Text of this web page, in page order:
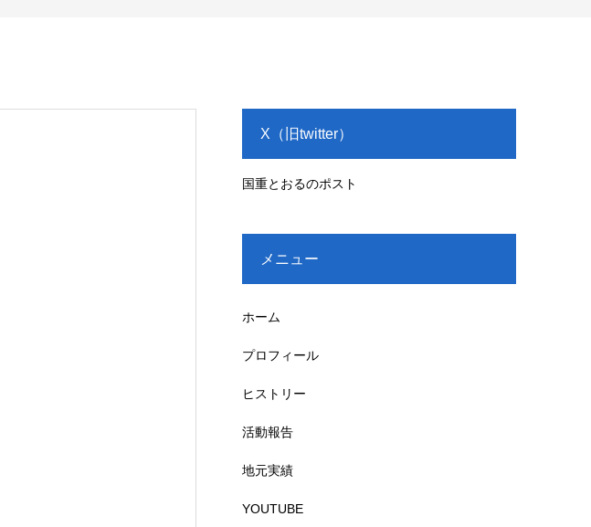
X（旧twitter）
国重とおるのポスト
メニュー
ホーム
プロフィール
ヒストリー
活動報告
地元実績
YOUTUBE